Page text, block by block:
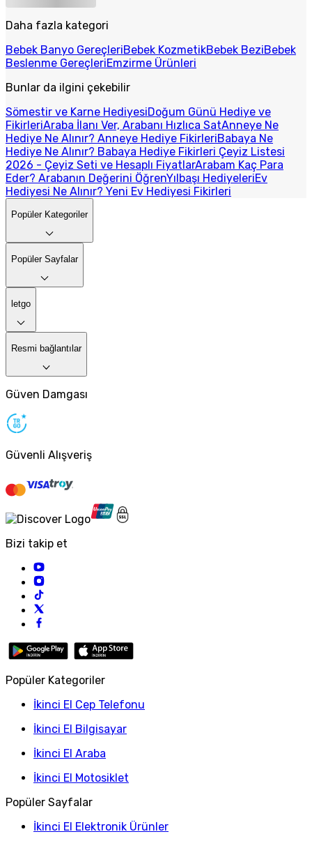
Daha fazla kategori
Bebek Banyo GereçleriBebek KozmetikBebek BeziBebek
Beslenme GereçleriEmzirme Ürünleri
Bunlar da ilgini çekebilir
Sömestir ve Karne HediyesiDoğum Günü Hediye ve
FikirleriAraba İlanı Ver, Arabanı Hızlıca SatAnneye Ne
Hediye Ne Alınır? Anneye Hediye FikirleriBabaya Ne
Hediye Ne Alınır? Babaya Hediye Fikirleri Çeyiz Listesi
2026 - Çeyiz Seti ve Hesaplı FiyatlarArabam Kaç Para
Eder? Arabanın Değerini ÖğrenYılbaşı HediyeleriEv
Hediyesi Ne Alınır? Yeni Ev Hediyesi Fikirleri
Popüler Kategoriler
Popüler Sayfalar
letgo
Resmi bağlantılar
Güven Damgası
Güvenli Alışveriş
Bizi takip et
Popüler Kategoriler
İkinci El Cep Telefonu
İkinci El Bilgisayar
İkinci El Araba
İkinci El Motosiklet
Popüler Sayfalar
İkinci El Elektronik Ürünler